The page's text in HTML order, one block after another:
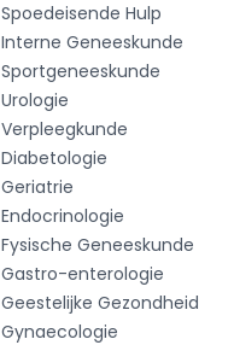
Spoedeisende Hulp
Interne Geneeskunde
Sportgeneeskunde
Urologie
Verpleegkunde
Diabetologie
Geriatrie
Endocrinologie
Fysische Geneeskunde
Gastro-enterologie
Geestelijke Gezondheid
Gynaecologie